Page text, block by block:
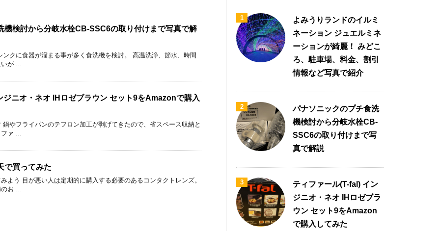
機検討から分岐水栓CB-SSC6の取り付けまで写真で解
クに食器が溜まる事が多く食洗機を検討。 高温洗浄、節水、時間
が ...
ジニオ・ネオ IHロゼブラウン セット9をAmazonで購入
やフライパンのテフロン加工が剥げてきたので、省スペース収納と
ァ ...
で買ってみた
よう 目が悪い人は定期的に購入する必要のあるコンタクトレンズ。
お ...
1
よみうりランドのイルミ
ネーション ジュエルミネ
ーションが綺麗！ みどこ
ろ、駐車場、料金、割引
情報など写真で紹介
2
パナソニックのプチ食洗
機検討から分岐水栓CB-
SSC6の取り付けまで写
真で解説
3
ティファール(T-fal) イン
ジニオ・ネオ IHロゼブラ
ウン セット9をAmazon
で購入してみた